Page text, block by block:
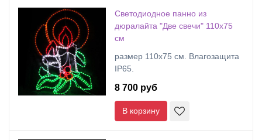
Светодиодное панно из
дюралайта "Две свечи" 110х75
см
размер 110х75 см. Влагозащита
IP65.
8 700 руб
В корзину